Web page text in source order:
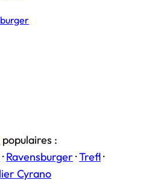
populaires :
·Ravensburger ·Trefl·
Cyrano